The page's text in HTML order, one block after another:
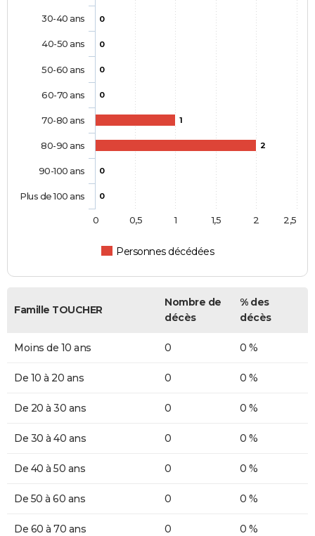
0
0
0
0
1
2
0
0
Personnes décédées
30-40 ans
40-50 ans
50-60 ans
60-70 ans
70-80 ans
80-90 ans
90-100 ans
Plus de 100 ans
0 0,5 1 1,5 2 2,5
Famille TOUCHER
Nombre de
décès
% des
décès
Moins de 10 ans 0 0 %
De 10 à 20 ans 0 0 %
De 20 à 30 ans 0 0 %
De 30 à 40 ans 0 0 %
De 40 à 50 ans 0 0 %
De 50 à 60 ans 0 0 %
De 60 à 70 ans 0 0 %